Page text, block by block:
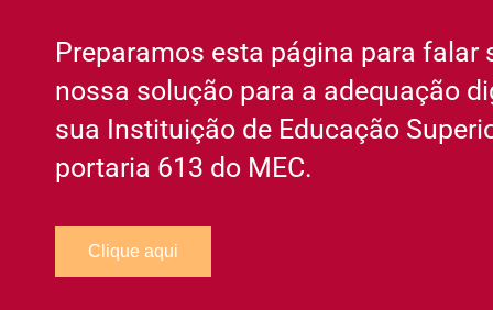
Preparamos esta página para falar
nossa solução para a adequação
sua Instituição de Educação
portaria 613 do MEC.
Clique aqui